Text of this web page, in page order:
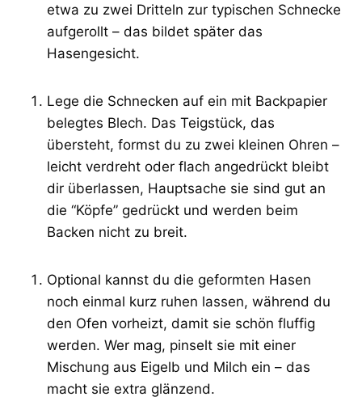
etwa zu zwei Dritteln zur typischen Schnecke
aufgerollt – das bildet später das
Hasengesicht.
Lege die Schnecken auf ein mit Backpapier
belegtes Blech. Das Teigstück, das
übersteht, formst du zu zwei kleinen Ohren –
leicht verdreht oder flach angedrückt bleibt
dir überlassen, Hauptsache sie sind gut an
die “Köpfe” gedrückt und werden beim
Backen nicht zu breit.
Optional kannst du die geformten Hasen
noch einmal kurz ruhen lassen, während du
den Ofen vorheizt, damit sie schön fluffig
werden. Wer mag, pinselt sie mit einer
Mischung aus Eigelb und Milch ein – das
macht sie extra glänzend.